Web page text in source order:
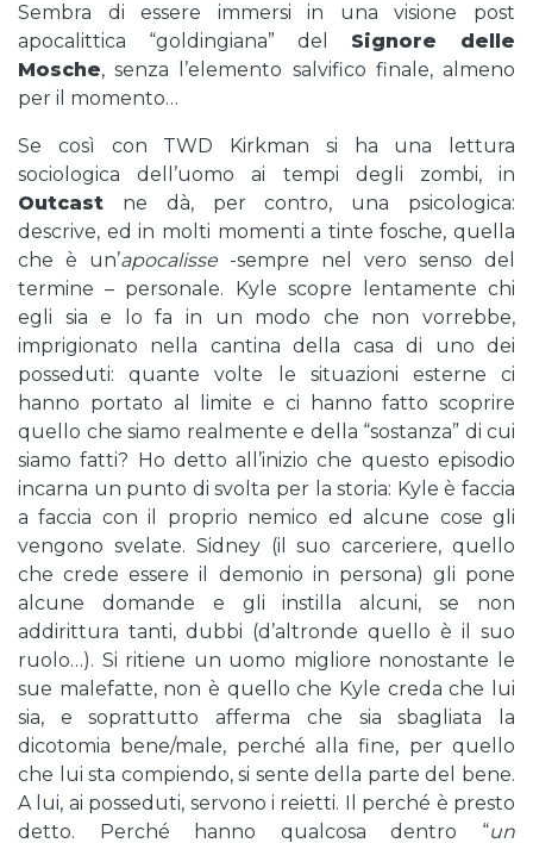
Sembra di essere immersi in una visione post
apocalittica “goldingiana” del Signore delle
Mosche, senza l’elemento salvifico finale, almeno
per il momento…
Se così con TWD Kirkman si ha una lettura
sociologica dell’uomo ai tempi degli zombi, in
Outcast ne dà, per contro, una psicologica:
descrive, ed in molti momenti a tinte fosche, quella
che è un’apocalisse -sempre nel vero senso del
termine – personale. Kyle scopre lentamente chi
egli sia e lo fa in un modo che non vorrebbe,
imprigionato nella cantina della casa di uno dei
posseduti: quante volte le situazioni esterne ci
hanno portato al limite e ci hanno fatto scoprire
quello che siamo realmente e della “sostanza” di cui
siamo fatti? Ho detto all’inizio che questo episodio
incarna un punto di svolta per la storia: Kyle è faccia
a faccia con il proprio nemico ed alcune cose gli
vengono svelate. Sidney (il suo carceriere, quello
che crede essere il demonio in persona) gli pone
alcune domande e gli instilla alcuni, se non
addirittura tanti, dubbi (d’altronde quello è il suo
ruolo…). Si ritiene un uomo migliore nonostante le
sue malefatte, non è quello che Kyle creda che lui
sia, e soprattutto afferma che sia sbagliata la
dicotomia bene/male, perché alla fine, per quello
che lui sta compiendo, si sente della parte del bene.
A lui, ai posseduti, servono i reietti. Il perché è presto
detto. Perché hanno qualcosa dentro “un